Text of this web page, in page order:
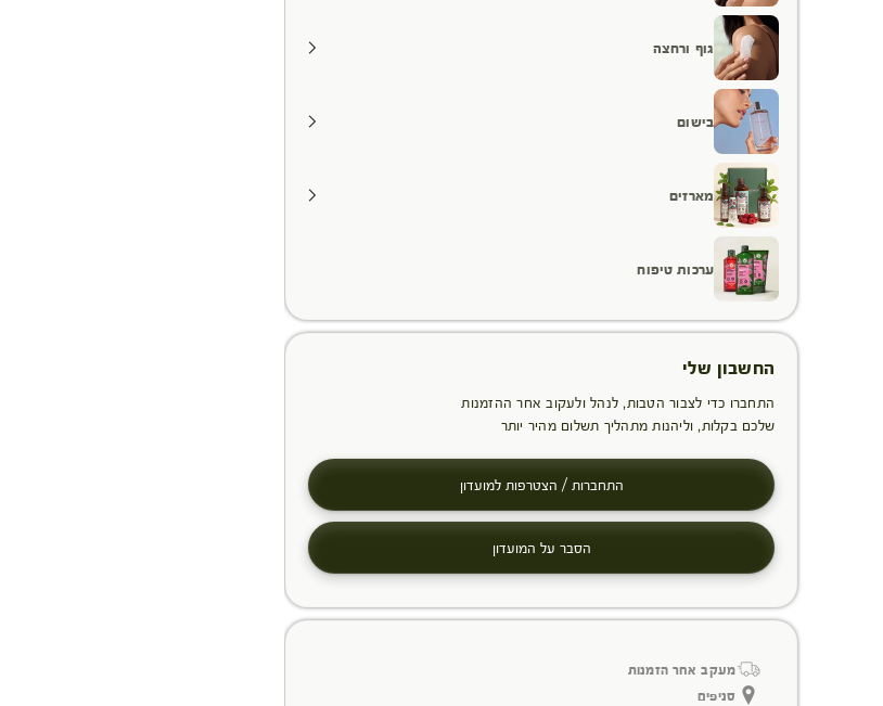
גוף ורחצה
בישום
מארזים
ערכות טיפוח
החשבון שלי
התחברו כדי לצבור הטבות, לנהל ולעקוב אחר ההזמנות
שלכם בקלות, וליהנות מתהליך תשלום מהיר יותר
התחברות / הצטרפות למועדון
הסבר על המועדון
מעקב אחר הזמנות
סניפים